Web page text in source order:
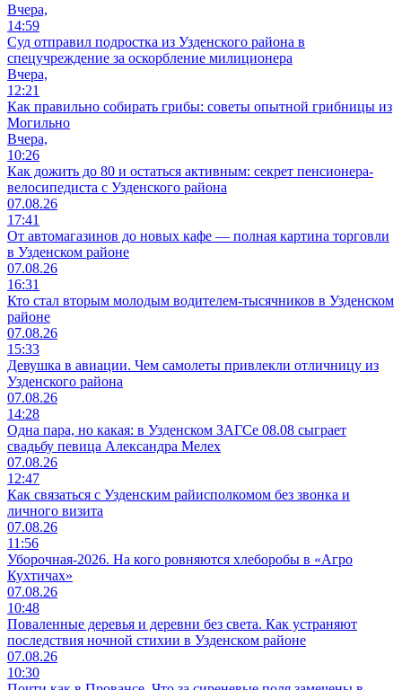
Вчера,
14:59
Суд отправил подростка из Узденского района в
спецучреждение за оскорбление милиционера
Вчера,
12:21
Как правильно собирать грибы: советы опытной грибницы из
Могильно
Вчера,
10:26
Как дожить до 80 и остаться активным: секрет пенсионера-
велосипедиста с Узденского района
07.08.26
17:41
От автомагазинов до новых кафе — полная картина торговли
в Узденском районе
07.08.26
16:31
Кто стал вторым молодым водителем-тысячников в Узденском
районе
07.08.26
15:33
Девушка в авиации. Чем самолеты привлекли отличницу из
Узденского района
07.08.26
14:28
Одна пара, но какая: в Узденском ЗАГСе 08.08 сыграет
свадьбу певица Александра Мелех
07.08.26
12:47
Как связаться с Узденским райисполкомом без звонка и
личного визита
07.08.26
11:56
Уборочная-2026. На кого ровняются хлеборобы в «Агро
Кухтичах»
07.08.26
10:48
Поваленные деревья и деревни без света. Как устраняют
последствия ночной стихии в Узденском районе
07.08.26
10:30